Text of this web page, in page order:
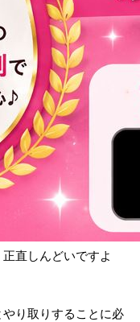
直しんどいですよ
り取りすることに必